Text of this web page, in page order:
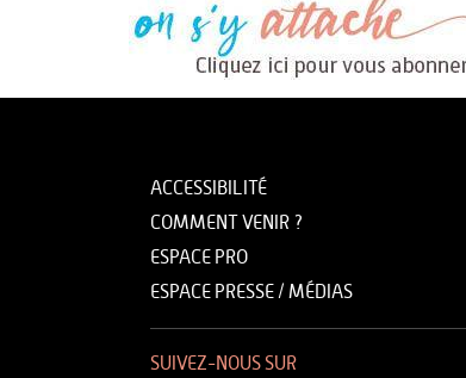
ACCESSIBILITÉ
COMMENT VENIR ?
ESPACE PRO
ESPACE PRESSE / MÉDIAS
SUIVEZ-NOUS SUR